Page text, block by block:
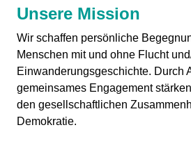
Unterstützen
Unsere Mission
Wir schaffen persönliche
Menschen mit und ohne Flucht
Einwanderungsgeschichte. Durch
gemeinsames Engagement
den gesellschaftlichen
Demokratie.